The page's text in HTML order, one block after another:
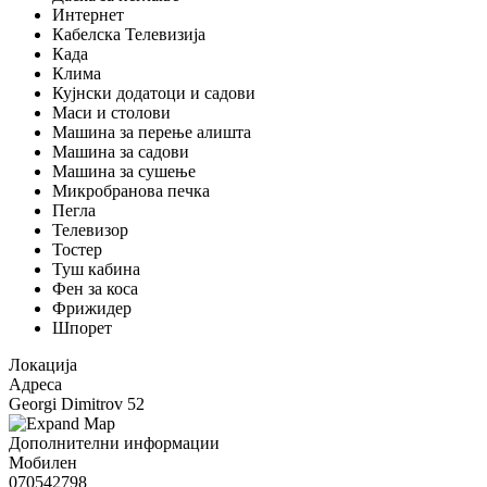
Интернет
Кабелска Телевизија
Када
Клима
Кујнски додатоци и садови
Маси и столови
Машина за перење алишта
Машина за садови
Машина за сушење
Микробранова печка
Пегла
Телевизор
Тостер
Туш кабина
Фен за коса
Фрижидер
Шпорет
Локација
Адреса
Georgi Dimitrov 52
Дополнителни информации
Мобилен
070542798